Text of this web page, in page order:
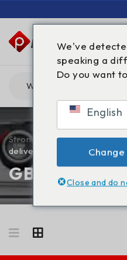
GBL next
Strona główna / Produkty
delivery”
We've
speaking a
Do you want
English
Close and do